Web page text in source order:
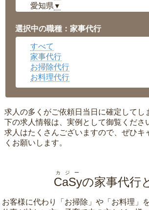
愛知県 ▼
岡山県▼
広島県▼
沖縄県
選択中の職種：家事代行
すべて
家事代行
お掃除代行
お料理代行
求人の多くがご依頼日当日に確定してし
下の求人情報は、実例として御覧くださ
求人はたくさんございますので、ぜひキ
くお願いします。
CaSy
カジー
の家事代行
お客様に代わり「 お掃除 」や「 お料理 」